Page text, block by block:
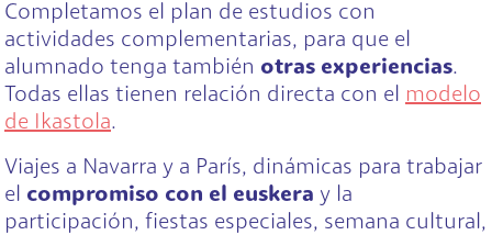
Completamos el plan de estudios con
actividades complementarias, para que el
alumnado tenga también otras experiencias.
Todas ellas tienen relación directa con el modelo
de Ikastola.
Viajes a Navarra y a París, dinámicas para trabajar
el compromiso con el euskera y la
participación, fiestas especiales, semana cultural,